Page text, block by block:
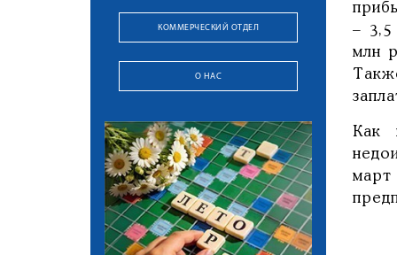
КОММЕРЧЕСКИЙ ОТДЕЛ
О НАС
– 3,5
млн
Как